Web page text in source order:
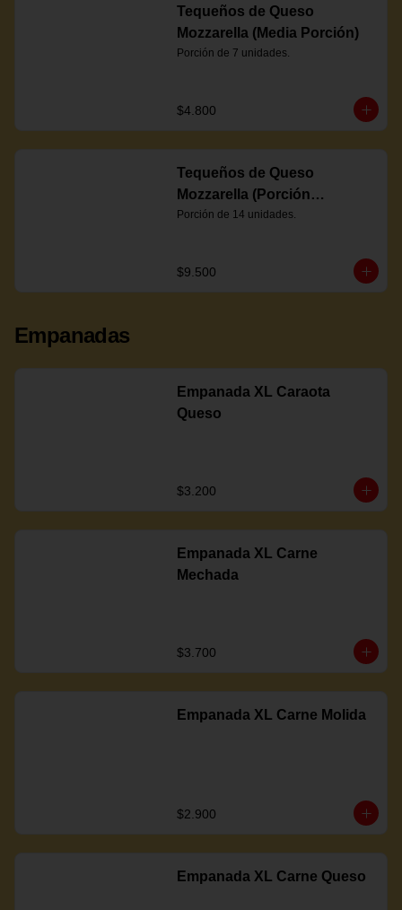
Tequeños de Queso
Mozzarella (Media Porción)
Porción de 7 unidades.
$4.800
Tequeños de Queso
Mozzarella (Porción
Completa)
Porción de 14 unidades.
$9.500
Empanadas
Empanada XL Caraota
Queso
$3.200
Empanada XL Carne
Mechada
$3.700
Empanada XL Carne Molida
$2.900
Empanada XL Carne Queso